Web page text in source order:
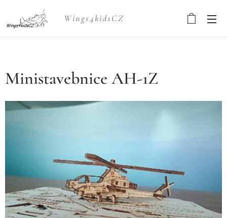
Wings4kidsCZ
Ministavebnice AH-1Z